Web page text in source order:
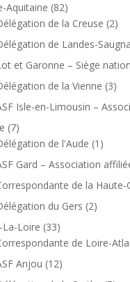
Aquitaine (82)
de la Creuse (2)
de Landes-
et Garonne – Siège
de la Vienne (3)
Isle-en-Limousin –
(7)
de l'Aude (1)
Gard – Association
de la Haute-
du Gers (2)
La-Loire (33)
de Loire-
Anjou (12)